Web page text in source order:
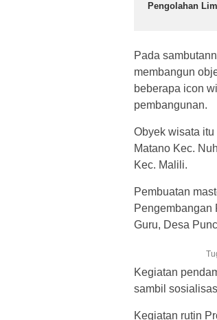
Pengolahan
Pada
membangun
beberapa icon
pembangunan.
Obyek wisata
Matano Kec.
Kec. Malili.
Pembuatan
Pengembangan
Guru, Desa
Kegiatan
sambil
Kegiatan rutin